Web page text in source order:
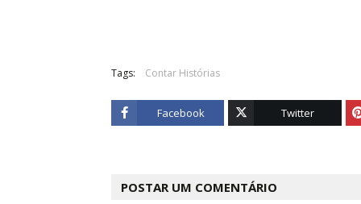
Tags: Contar Histórias
Facebook Twitter
POSTAR UM COMENTÁRIO